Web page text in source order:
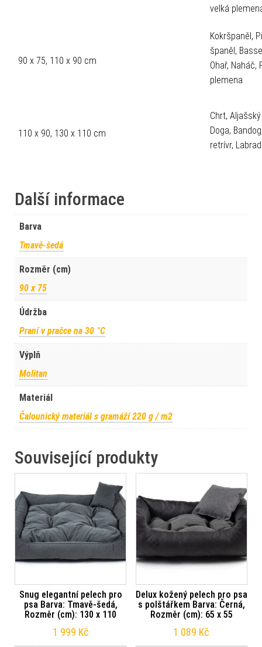
velká
90 x 75, 110 x 90 cm
Kokršpaněl,
španěl,
Ohař, Naháč,
plemena
110 x 90, 130 x 110 cm
Chrt,
Doga,
retrívr,
Další informace
Barva
Tmavě-šedá
Rozměr (cm)
90 x 75
Údržba
Praní v pračce na 30 °C
Výplň
Molitan
Materiál
Čalounický materiál s gramáží 220 g / m2
Související produkty
Snug elegantní pelech pro
psa Barva: Tmavě-šedá,
Rozměr (cm): 130 x 110
1 999 Kč
Delux kožený pelech pro psa
s polštářkem Barva: Černá,
Rozměr (cm): 65 x 55
1 089 Kč